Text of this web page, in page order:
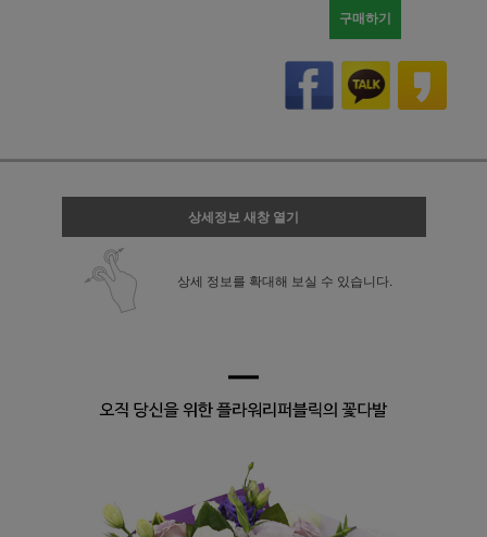
구매하기
상세정보 새창 열기
상세 정보를 확대해 보실 수 있습니다.